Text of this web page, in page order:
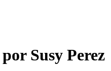
Susy Perez